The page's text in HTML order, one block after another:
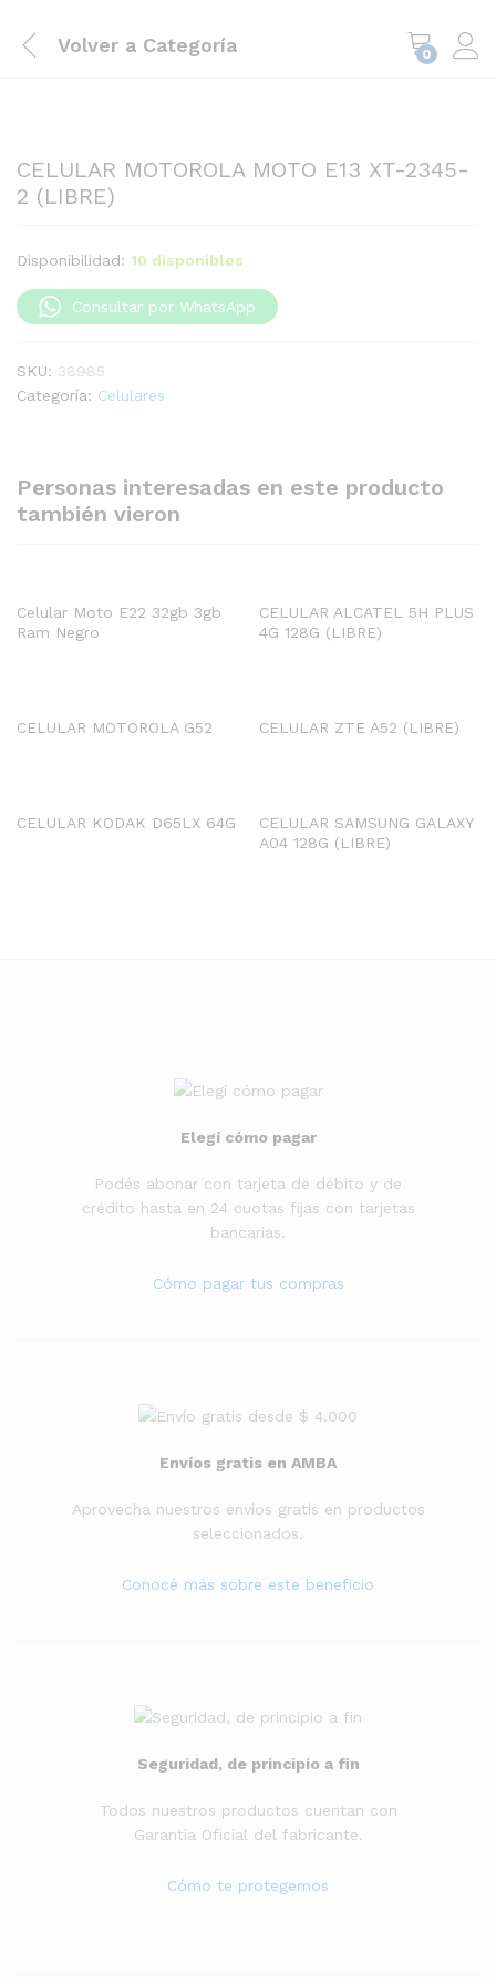
Volver a Categoría 0
CELULAR MOTOROLA MOTO E13 XT-2345-
2 (LIBRE)
Disponibilidad: 10 disponibles
Consultar por WhatsApp
SKU: 38985
Categoría: Celulares
Personas interesadas en este producto
también vieron
Celular Moto E22 32gb 3gb
Ram Negro
CELULAR ALCATEL 5H PLUS
4G 128G (LIBRE)
CELULAR MOTOROLA G52 CELULAR ZTE A52 (LIBRE)
CELULAR KODAK D65LX 64G
CELULAR SAMSUNG GALAXY
A04 128G (LIBRE)
Elegí cómo pagar
Podés abonar con tarjeta de débito y de
crédito hasta en 24 cuotas fijas con tarjetas
bancarias.
Cómo pagar tus compras
Envíos gratis en AMBA
Aprovecha nuestros envíos gratis en productos
seleccionados.
Conocé más sobre este beneficio
Seguridad, de principio a fin
Todos nuestros productos cuentan con
Garantia Oficial del fabricante.
Cómo te protegemos